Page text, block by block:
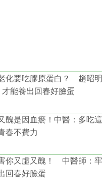
化要吃膠原蛋白？ 趙昭
才能養出回春好臉蛋
醜是因血瘀！中醫：多吃
春不費力
你又虛又醜！ 中醫師：
回春好臉蛋